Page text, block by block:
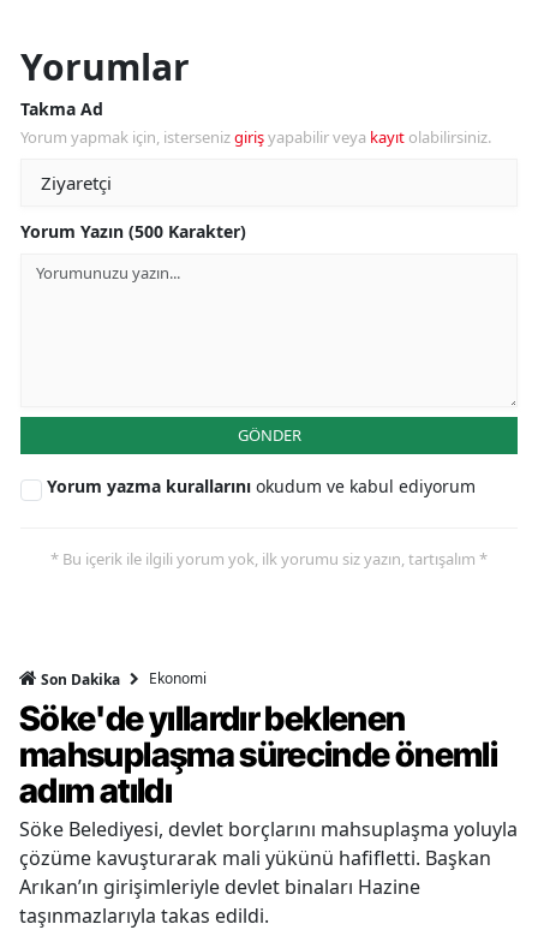
Yorumlar
Takma Ad
Yorum yapmak için, istersenizgirişyapabilir veya kayıt olabilirsiniz.
Yorum Yazın (500 Karakter)
GÖNDER
Yorum yazma kurallarını okudum ve kabul ediyorum
* Bu içerik ile ilgili yorum yok, ilk yorumu siz yazın, tartışalım *
Son Dakika Ekonomi
Söke'de yıllardır beklenen
mahsuplaşma sürecinde önemli
adım atıldı
Söke Belediyesi, devlet borçlarını mahsuplaşma yoluyla
çözüme kavuşturarak mali yükünü hafifletti. Başkan
Arıkan’ın girişimleriyle devlet binaları Hazine
taşınmazlarıyla takas edildi.